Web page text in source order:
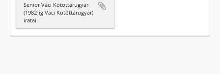
Senior Váci Kötöttárugyár
(1982-ig Váci Kötöttárugyár)
iratai